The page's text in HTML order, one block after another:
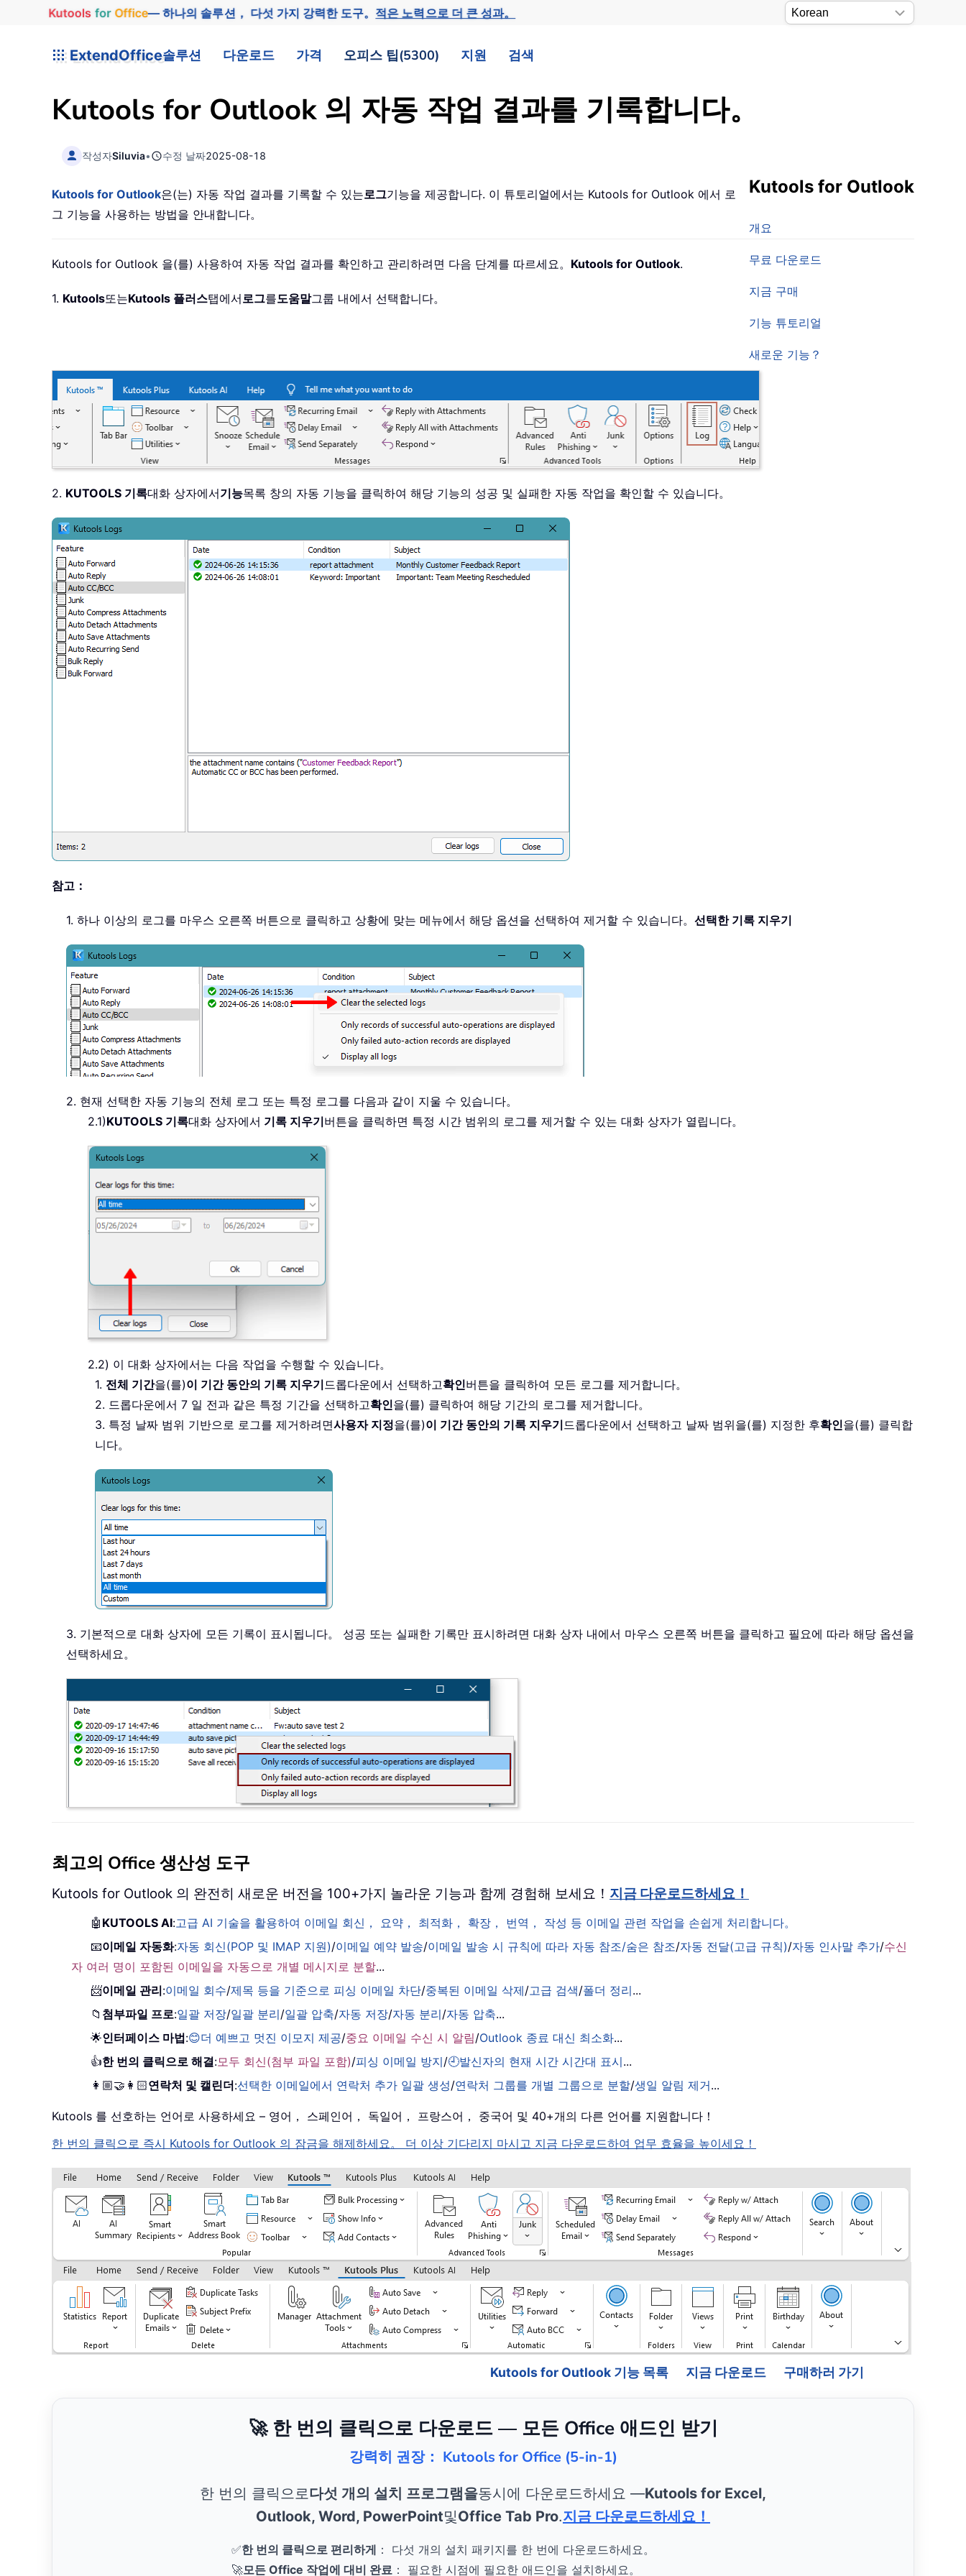
Kutools for Office— 하나의 솔루션， 다섯 가지 강력한 도구。적은 노력으로 더 큰 성과。
ExtendOffice솔루션 다운로드 가격 오피스 팁(5300) 지원 검색
Kutools for Outlook 의 자동 작업 결과를 기록합니다。
작성자Siluvia• 수정 날짜2025-08-18
Kutools for Outlook
개요
무료 다운로드
지금 구매
기능 튜토리얼
새로운 기능？
Kutools for Outlook은(는) 자동 작업 결과를 기록할 수 있는로그기능을 제공합니다. 이 튜토리얼에서는 Kutools for Outlook 에서 로
그 기능을 사용하는 방법을 안내합니다。
Kutools for Outlook 을(를) 사용하여 자동 작업 결과를 확인하고 관리하려면 다음 단계를 따르세요。 Kutools for Outlook.
1. Kutools또는Kutools 플러스탭에서로그를도움말그룹 내에서 선택합니다。
2. KUTOOLS 기록대화 상자에서기능목록 창의 자동 기능을 클릭하여 해당 기능의 성공 및 실패한 자동 작업을 확인할 수 있습니다。
참고：
1. 하나 이상의 로그를 마우스 오른쪽 버튼으로 클릭하고 상황에 맞는 메뉴에서 해당 옵션을 선택하여 제거할 수 있습니다。 선택한 기록 지우기
2. 현재 선택한 자동 기능의 전체 로그 또는 특정 로그를 다음과 같이 지울 수 있습니다。
2.1)KUTOOLS 기록대화 상자에서 기록 지우기버튼을 클릭하면 특정 시간 범위의 로그를 제거할 수 있는 대화 상자가 열립니다。
2.2) 이 대화 상자에서는 다음 작업을 수행할 수 있습니다。
1. 전체 기간을(를)이 기간 동안의 기록 지우기드롭다운에서 선택하고확인버튼을 클릭하여 모든 로그를 제거합니다。
2. 드롭다운에서 7 일 전과 같은 특정 기간을 선택하고확인을(를) 클릭하여 해당 기간의 로그를 제거합니다。
3. 특정 날짜 범위 기반으로 로그를 제거하려면사용자 지정을(를)이 기간 동안의 기록 지우기드롭다운에서 선택하고 날짜 범위을(를) 지정한 후확인을(를) 클릭합
니다。
3. 기본적으로 대화 상자에 모든 기록이 표시됩니다。 성공 또는 실패한 기록만 표시하려면 대화 상자 내에서 마우스 오른쪽 버튼을 클릭하고 필요에 따라 해당 옵션을
선택하세요。
최고의 Office 생산성 도구
Kutools for Outlook 의 완전히 새로운 버전을 100+가지 놀라운 기능과 함께 경험해 보세요！ 지금 다운로드하세요！
🤖 KUTOOLS AI:고급 AI 기술을 활용하여 이메일 회신， 요약， 최적화， 확장， 번역， 작성 등 이메일 관련 작업을 손쉽게 처리합니다。
📧이메일 자동화:자동 회신(POP 및 IMAP 지원)/이메일 예약 발송/이메일 발송 시 규칙에 따라 자동 참조/숨은 참조/자동 전달(고급 규칙)/자동 인사말 추가/수신
자 여러 명이 포함된 이메일을 자동으로 개별 메시지로 분할...
📨이메일 관리:이메일 회수/제목 등을 기준으로 피싱 이메일 차단/중복된 이메일 삭제/고급 검색/폴더 정리...
📁 첨부파일 프로:일괄 저장/일괄 분리/일괄 압축/자동 저장/자동 분리/자동 압축...
🌟인터페이스 마법:😊더 예쁘고 멋진 이모지 제공/중요 이메일 수신 시 알림/Outlook 종료 대신 최소화...
👍한 번의 클릭으로 해결:모두 회신(첨부 파일 포함)/피싱 이메일 방지/🕘발신자의 현재 시간 시간대 표시...
👩🏼‍🤝‍👩🏻연락처 및 캘린더:선택한 이메일에서 연락처 추가 일괄 생성/연락처 그룹를 개별 그룹으로 분할/생일 알림 제거...
Kutools 를 선호하는 언어로 사용하세요 – 영어， 스페인어， 독일어， 프랑스어， 중국어 및 40+개의 다른 언어를 지원합니다！
한 번의 클릭으로 즉시 Kutools for Outlook 의 잠금을 해제하세요。 더 이상 기다리지 마시고 지금 다운로드하여 업무 효율을 높이세요！
Kutools for Outlook 기능 목록 지금 다운로드 구매하러 가기
🚀 한 번의 클릭으로 다운로드 — 모든 Office 애드인 받기
강력히 권장： Kutools for Office (5-in-1)
한 번의 클릭으로다섯 개의 설치 프로그램을동시에 다운로드하세요 —Kutools for Excel,
Outlook, Word, PowerPoint및Office Tab Pro.지금 다운로드하세요！
✅한 번의 클릭으로 편리하게 ： 다섯 개의 설치 패키지를 한 번에 다운로드하세요。
🚀모든 Office 작업에 대비 완료 ： 필요한 시점에 필요한 애드인을 설치하세요。